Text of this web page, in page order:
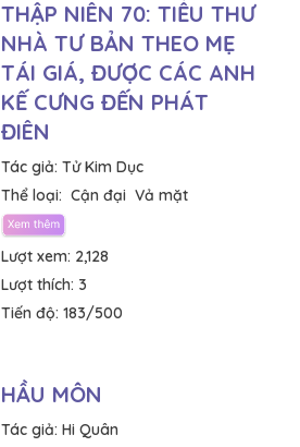
THẬP NIÊN 70: TIỂU THƯ
NHÀ TƯ BẢN THEO MẸ
TÁI GIÁ, ĐƯỢC CÁC ANH
KẾ CƯNG ĐẾN PHÁT
ĐIÊN
Tác giả: Tử Kim Dục
Thể loại: Cận đại Vả mặt
Lượt xem: 2,128
Lượt thích: 3
Tiến độ: 183/500
HẦU MÔN
Tác giả: Hi Quân